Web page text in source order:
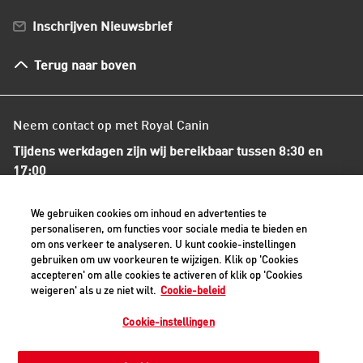
Inschrijven Nieuwsbrief
Terug naar boven
Verzenden
Algemene voorwaarden
Neem contact op met Royal Canin
Tijdens werkdagen zijn wij bereikbaar tussen 8:30 en
17:00
+31(0)413-318418
Contact met ons opnemen
Veilige betaalmethoden - alle bedragen zijn inclusief BTW
We gebruiken cookies om inhoud en advertenties te
personaliseren, om functies voor sociale media te bieden en
om ons verkeer te analyseren. U kunt cookie-instellingen
gebruiken om uw voorkeuren te wijzigen. Klik op 'Cookies
accepteren' om alle cookies te activeren of klik op 'Cookies
weigeren' als u ze niet wilt. Cookie-beleid
Cookie-instellingen